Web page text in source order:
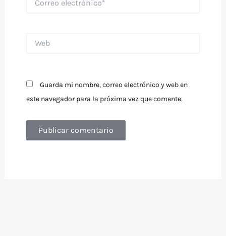
electrónico*
Guarda mi nombre, correo electrónico y web en
este navegador para la próxima vez que comente.